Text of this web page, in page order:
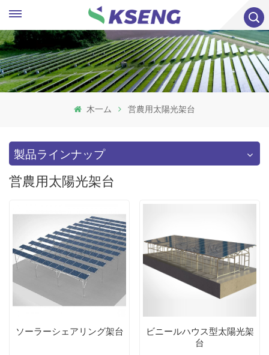
木一ム 営農用太陽光架台
製品ラインナップ
営農用太陽光架台
ソーラーシェアリング架台
ビニールハウス型太陽光架
台